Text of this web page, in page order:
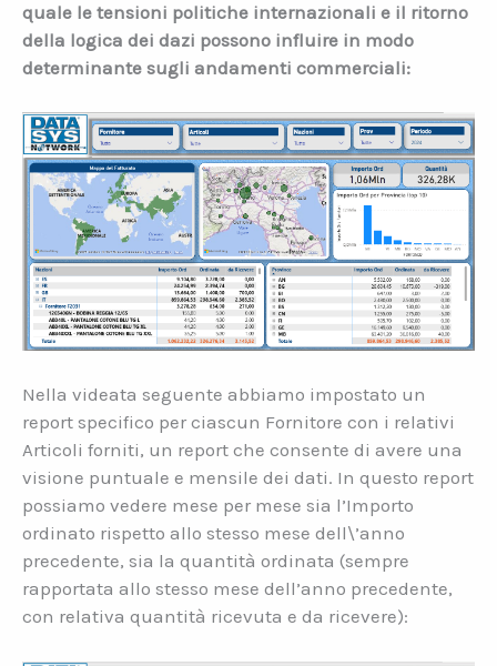
quale le tensioni politiche internazionali e il ritorno
della logica dei dazi possono influire in modo
determinante sugli andamenti commerciali:
Nella videata seguente abbiamo impostato un
report specifico per ciascun Fornitore con i relativi
Articoli forniti, un report che consente di avere una
visione puntuale e mensile dei dati. In questo report
possiamo vedere mese per mese sia l’Importo
ordinato rispetto allo stesso mese dell\’anno
precedente, sia la quantità ordinata (sempre
rapportata allo stesso mese dell’anno precedente,
con relativa quantità ricevuta e da ricevere):